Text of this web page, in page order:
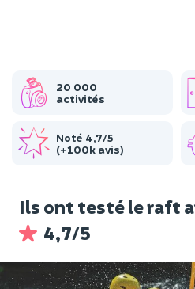
20 000
activités
Noté 4,7/5
(+100k avis)
Ils ont testé le raft
4,7/5